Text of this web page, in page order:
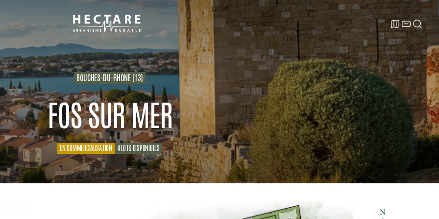
LABEL
RSE
NOUS
CONTACTER
Hectare
urbanisme
durable
BOUCHES-DU-RHONE (13)
FOS SUR MER
EN COMMERCIALISATION 4 LOTS DISPONIBLES